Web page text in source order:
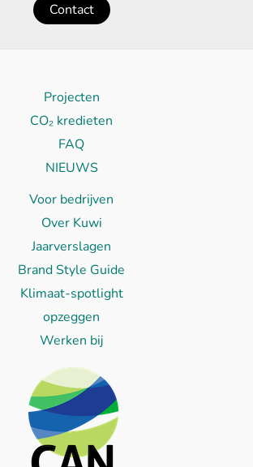
Contact
Projecten
CO₂ kredieten
FAQ
NIEUWS
Voor bedrijven
Over Kuwi
Jaarverslagen
Brand Style Guide
Klimaat-spotlight
opzeggen
Werken bij